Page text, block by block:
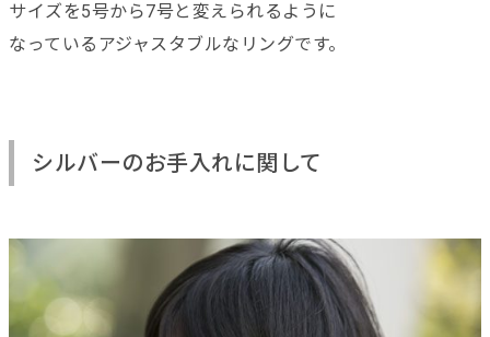
サイズを5号から7号と変えられるように
なっているアジャスタブルなリングです。
シルバーのお手入れに関して